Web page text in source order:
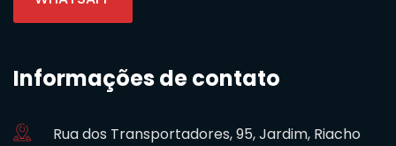
Informações de contato
Rua dos Transportadores, 95, Jardim, Riacho